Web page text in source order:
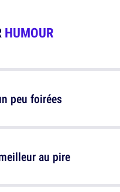
HUMOUR
peu foirées
au pire